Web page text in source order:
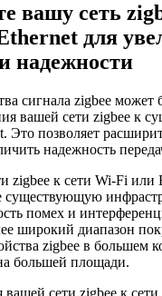
вашу сеть
для
надежности
сигнала zigbee может
вашей сети zigbee к
Это позволяет
надежность
zigbee к сети Wi-Fi или
существующую
помех и
широкий диапазон
zigbee в большем
большей площади.